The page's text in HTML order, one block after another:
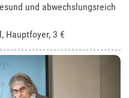
und abwechslungsreich
Hauptfoyer, 3 €